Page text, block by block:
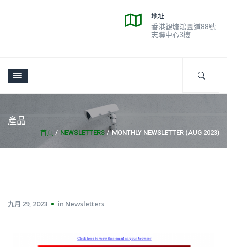
地址
香港觀塘鴻圖道88號
志聯中心3樓
產品
首頁 NEWSLETTERS MONTHLY NEWSLETTER (AUG 2023)
九月 29, 2023 in Newsletters